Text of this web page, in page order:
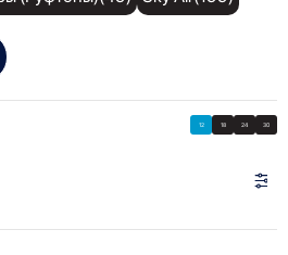
12 18 24 30